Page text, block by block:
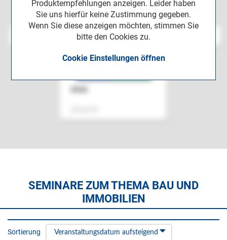
Produktempfehlungen anzeigen. Leider haben
Sie uns hierfür keine Zustimmung gegeben.
Wenn Sie diese anzeigen möchten, stimmen Sie
bitte den Cookies zu.
Cookie Einstellungen öffnen
SEMINARE ZUM THEMA BAU UND
IMMOBILIEN
Sortierung Veranstaltungsdatum aufsteigend